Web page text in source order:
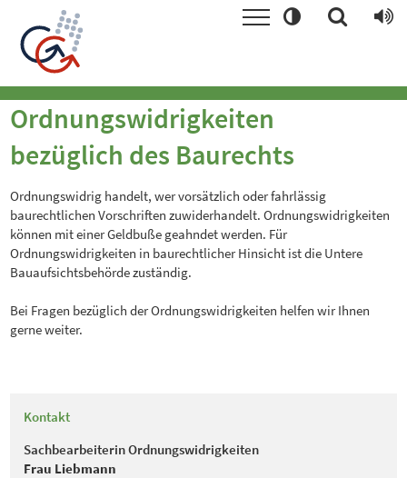
Ordnungswidrigkeiten
bezüglich des Baurechts
Ordnungswidrig handelt, wer vorsätzlich oder fahrlässig
baurechtlichen Vorschriften zuwiderhandelt. Ordnungswidrigkeiten
können mit einer Geldbuße geahndet werden. Für
Ordnungswidrigkeiten in baurechtlicher Hinsicht ist die Untere
Bauaufsichtsbehörde zuständig.
Bei Fragen bezüglich der Ordnungswidrigkeiten helfen wir Ihnen
gerne weiter.
Kontakt
Sachbearbeiterin Ordnungswidrigkeiten
Frau Liebmann